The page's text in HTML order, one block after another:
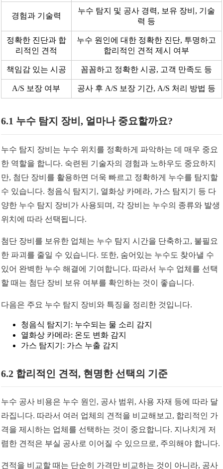
경험과 기술력
누수 탐지 및 공사 경력, 보유 장비, 기술
력 등
정확한 진단과 합
리적인 견적
누수 원인에 대한 정확한 진단, 투명하고
합리적인 견적 제시 여부
책임감 있는 시공 꼼꼼하고 정확한 시공, 고객 만족도 등
A/S 보장 여부 공사 후 A/S 보장 기간, A/S 처리 방법 등
6.1 누수 탐지 장비, 얼마나 중요할까요?
누수 탐지 장비는 누수 위치를 정확하게 파악하는 데 매우 중요
한 역할을 합니다. 숙련된 기술자의 경험과 노하우도 중요하지
만, 첨단 장비를 활용하면 더욱 빠르고 정확하게 누수를 탐지할
수 있습니다. 청음식 탐지기, 열화상 카메라, 가스 탐지기 등 다
양한 누수 탐지 장비가 사용되며, 각 장비는 누수의 종류와 발생
위치에 따라 선택됩니다.
첨단 장비를 보유한 업체는 누수 탐지 시간을 단축하고, 불필요
한 파괴를 줄일 수 있습니다. 또한, 숨어있는 누수도 찾아낼 수
있어 완벽한 누수 해결에 기여합니다. 따라서 누수 업체를 선택
할 때는 첨단 장비 보유 여부를 확인하는 것이 좋습니다.
다음은 주요 누수 탐지 장비와 특징을 정리한 것입니다.
청음식 탐지기: 누수되는 물 소리 감지
열화상 카메라: 온도 변화 감지
가스 탐지기: 가스 누출 감지
6.2 합리적인 견적, 현명한 선택의 기준
누수 공사 비용은 누수 원인, 공사 범위, 사용 자재 등에 따라 달
라집니다. 따라서 여러 업체의 견적을 비교해보고, 합리적인 가
격을 제시하는 업체를 선택하는 것이 중요합니다. 지나치게 저
렴한 견적은 부실 공사로 이어질 수 있으므로, 주의해야 합니다.
견적을 비교할 때는 단순히 가격만 비교하는 것이 아니라, 공사